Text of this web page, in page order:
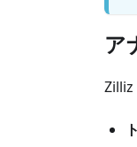
ア
Zilliz